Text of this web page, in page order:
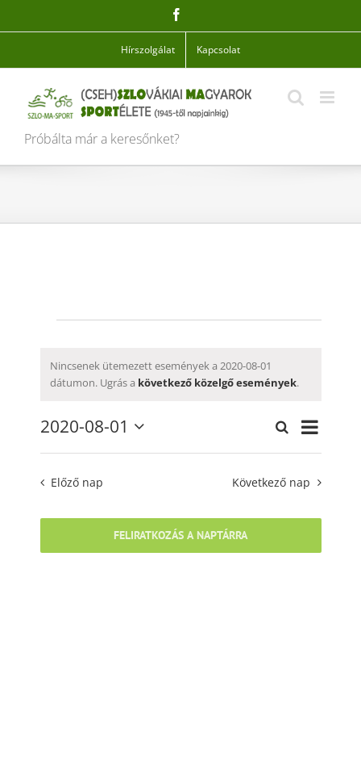
Hírszolgálat Kapcsolat
Próbálta már a keresőnket?
for
08-
01
Notice
Nincsenek ütemezett események a 2020-08-01
dátumon. Ugrás a következő közelgő események.
Események
keresése
és
választás
Keresett
Nap
2020-08-01
Előző nap Következő nap
FELIRATKOZÁS A NAPTÁRRA